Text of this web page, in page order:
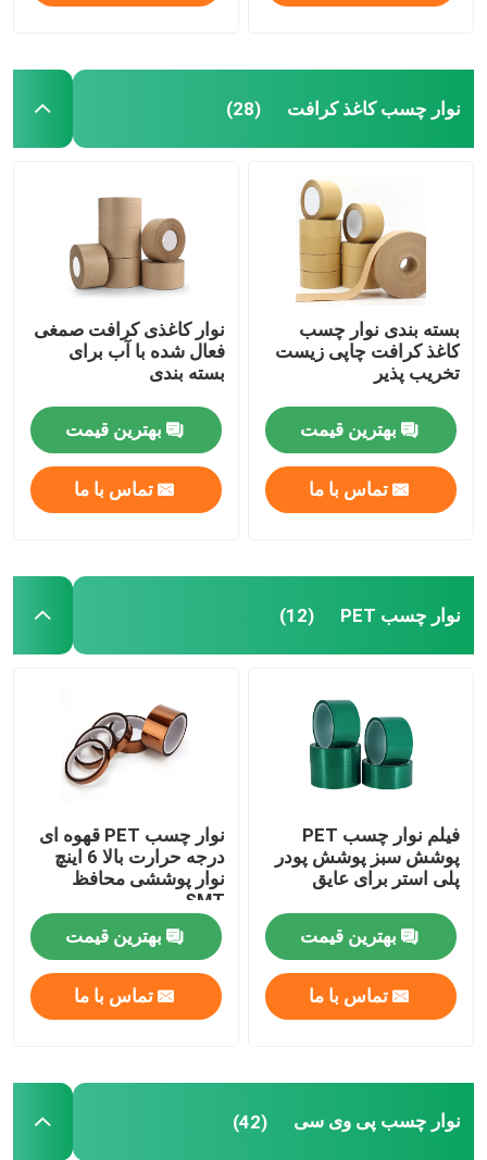
نوار چسب کاغذ کرافت (28)
بسته بندی نوار چسب
کاغذ کرافت چاپی زیست
تخریب پذیر
بهترین قیمت
تماس با ما
نوار کاغذی کرافت صمغی
فعال شده با آب برای
بسته بندی
بهترین قیمت
تماس با ما
نوار چسب PET (12)
فیلم نوار چسب PET
پوشش سبز پوشش پودر
پلی استر برای عایق
بهترین قیمت
تماس با ما
نوار چسب PET قهوه ای
درجه حرارت بالا 6 اینچ
نوار پوششی محافظ
SMT
بهترین قیمت
تماس با ما
نوار چسب پی وی سی (42)